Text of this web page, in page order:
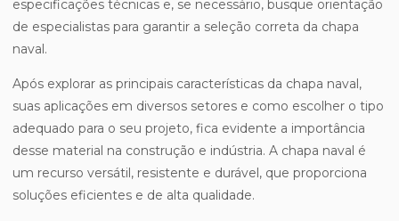
especificações técnicas e, se necessário, busque orientação
de especialistas para garantir a seleção correta da chapa
naval.
Após explorar as principais características da chapa naval,
suas aplicações em diversos setores e como escolher o tipo
adequado para o seu projeto, fica evidente a importância
desse material na construção e indústria. A chapa naval é
um recurso versátil, resistente e durável, que proporciona
soluções eficientes e de alta qualidade.